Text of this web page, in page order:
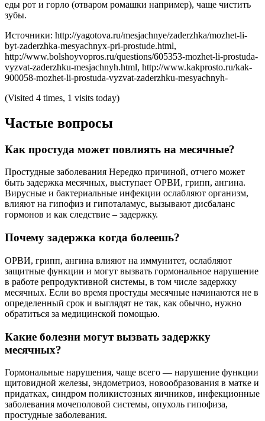
еды рот и горло (отваром ромашки например), чаще чистить
зубы.
Источники: http://yagotova.ru/mesjachnye/zaderzhka/mozhet-li-
byt-zaderzhka-mesyachnyx-pri-prostude.html,
http://www.bolshoyvopros.ru/questions/605353-mozhet-li-prostuda-
vyzvat-zaderzhku-mesjachnyh.html, http://www.kakprosto.ru/kak-
900058-mozhet-li-prostuda-vyzvat-zaderzhku-mesyachnyh-
(Visited 4 times, 1 visits today)
Частые вопросы
Как простуда может повлиять на месячные?
Простудные заболевания Нередко причиной, отчего может
быть задержка месячных, выступает ОРВИ, грипп, ангина.
Вирусные и бактериальные инфекции ослабляют организм,
влияют на гипофиз и гипоталамус, вызывают дисбаланс
гормонов и как следствие – задержку.
Почему задержка когда болеешь?
ОРВИ, грипп, ангина влияют на иммунитет, ослабляют
защитные функции и могут вызвать гормональное нарушение
в работе репродуктивной системы, в том числе задержку
месячных. Если во время простуды месячные начинаются не в
определенный срок и выглядят не так, как обычно, нужно
обратиться за медицинской помощью.
Какие болезни могут вызвать задержку
месячных?
Гормональные нарушения, чаще всего — нарушение функции
щитовидной железы, эндометриоз, новообразования в матке и
придатках, синдром поликистозных яичников, инфекционные
заболевания мочеполовой системы, опухоль гипофиза,
простудные заболевания.